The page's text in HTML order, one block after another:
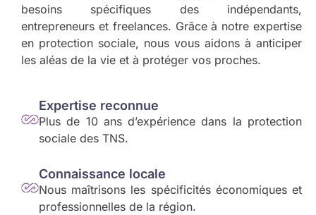
besoins spécifiques des indépendants,
entrepreneurs et freelances. Grâce à notre expertise
en protection sociale, nous vous aidons à anticiper
les aléas de la vie et à protéger vos proches.
Expertise reconnue
Plus de 10 ans d’expérience dans la protection
sociale des TNS.
Connaissance locale
Nous maîtrisons les spécificités économiques et
professionnelles de la région.